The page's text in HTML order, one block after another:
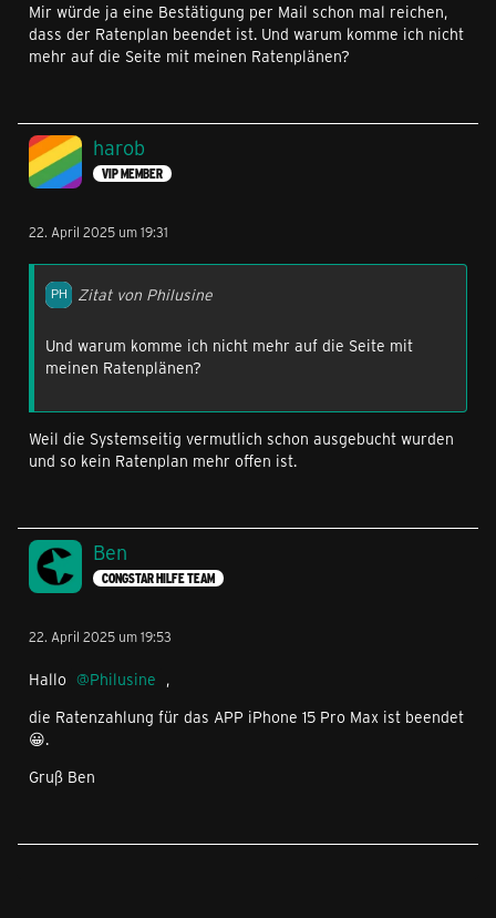
Mir würde ja eine Bestätigung per Mail schon mal reichen,
dass der Ratenplan beendet ist. Und warum komme ich nicht
mehr auf die Seite mit meinen Ratenplänen?
harob
VIP MEMBER
22. April 2025 um 19:31
Zitat von Philusine
Und warum komme ich nicht mehr auf die Seite mit
meinen Ratenplänen?
Weil die Systemseitig vermutlich schon ausgebucht wurden
und so kein Ratenplan mehr offen ist.
Ben
CONGSTAR HILFE TEAM
22. April 2025 um 19:53
Hallo Philusine ,
die Ratenzahlung für das APP iPhone 15 Pro Max ist beendet
😀.
Gruß Ben